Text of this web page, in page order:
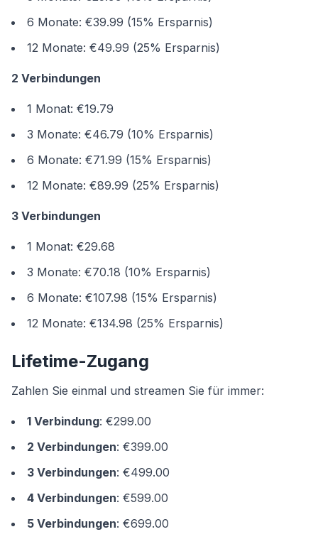
6 Monate: €39.99 (15% Ersparnis)
12 Monate: €49.99 (25% Ersparnis)
2 Verbindungen
1 Monat: €19.79
3 Monate: €46.79 (10% Ersparnis)
6 Monate: €71.99 (15% Ersparnis)
12 Monate: €89.99 (25% Ersparnis)
3 Verbindungen
1 Monat: €29.68
3 Monate: €70.18 (10% Ersparnis)
6 Monate: €107.98 (15% Ersparnis)
12 Monate: €134.98 (25% Ersparnis)
Lifetime-Zugang
Zahlen Sie einmal und streamen Sie für immer:
1 Verbindung: €299.00
2 Verbindungen: €399.00
3 Verbindungen: €499.00
4 Verbindungen: €599.00
5 Verbindungen: €699.00